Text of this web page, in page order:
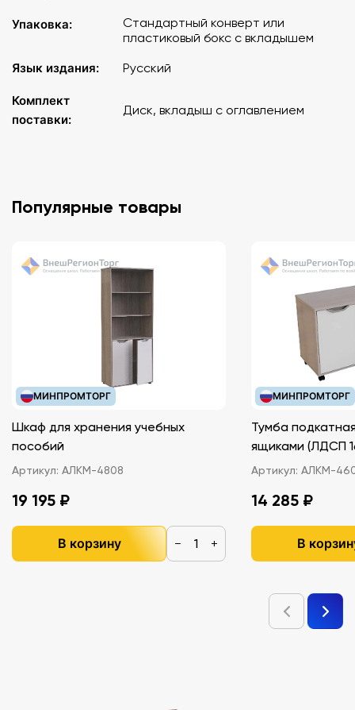
Упаковка:
Стандартный конверт или
пластиковый бокс с вкладышем
Язык издания:
Русский
Комплект
поставки:
Диск, вкладыш с оглавлением
Популярные товары
МИНПРОМТОРГ
Шкаф для хранения учебных
пособий
Артикул: АЛКМ-4808
19 195 ₽
В корзину − +
МИНПРОМТОРГ
Тумба
ящиками
Артикул: АЛКМ-
14 285 ₽
В